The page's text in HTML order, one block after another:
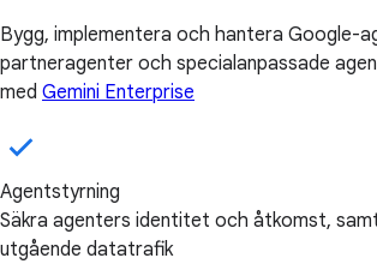
Bygg, implementera och hantera Google-
partneragenter och specialanpassade
med Gemini Enterprise
Agentstyrning
Säkra agenters identitet och åtkomst,
utgående datatrafik